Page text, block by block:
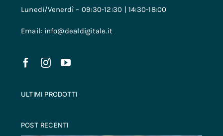
Lunedi/Venerdì – 09:30-12:30 | 14:30-18:00
Email: info@dealdigitale.it
ULTIMI PRODOTTI
POST RECENTI